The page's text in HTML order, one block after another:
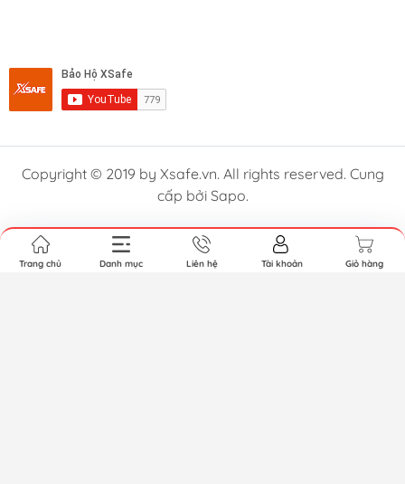
Copyright © 2019 by Xsafe.vn. All rights reserved. Cung
cấp bởi Sapo.
Trang chủ Danh mục Liên hệ Tài khoản Giỏ hàng